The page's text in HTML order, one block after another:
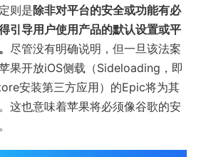
则是除非对平台的安全或功能有必
引导用户使用产品的默认设置或平
尽管没有明确说明，但一旦该法案
果开放iOS侧载（Sideloading，即
安装第三方应用）的Epic将为其
这也意味着苹果将必须像谷歌的安